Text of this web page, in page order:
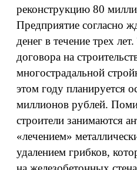
реконструкцию 80
Предприятие согласно
денег в течение трех
договора на
многострадальной
этом году планируется
миллионов рублей.
строители занимаются
«лечением»
удалением грибков,